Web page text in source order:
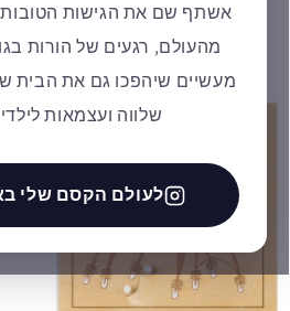
אשתף שם את הגישות הטובות
מהעולם, רגעים של הורות
מעשיים שיהפכו גם את הבית
שלווה ועצמאות
לעולם הקסם שלי